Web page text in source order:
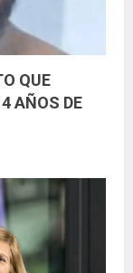
QUE
AÑOS DE